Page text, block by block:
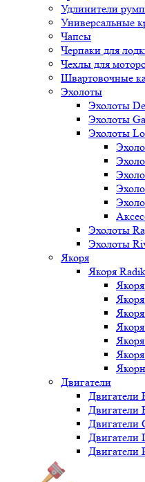
Удлинители
Универсальные
Чапсы
Черпаки для
Чехлы для
Швартовочные
Эхолоты
Эхолоты
Эхолоты
Эхолоты
Эхолоты
Эхолоты
Якоря
Якоря
Двигатели
Двигатели
Двигатели
Двигатели
Двигатели
Двигатели